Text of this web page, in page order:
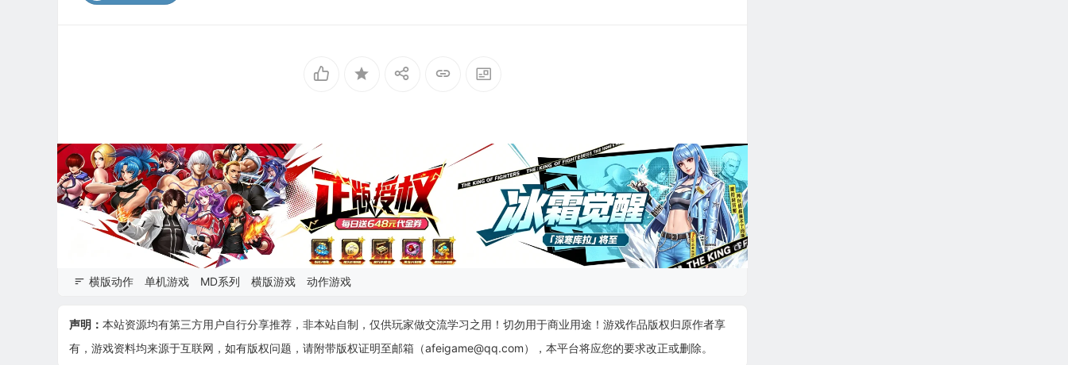
横版动作 单机游戏 MD系列 横版游戏 动作游戏
声明： 本站资源均有第三方用户自行分享推荐，非本站自制，仅供玩家做交流学习之用！切勿用于商业用途！游戏作品版权归原作者享
有，游戏资料均来源于互联网，如有版权问题，请附带版权证明至邮箱（afeigame@qq.com），本平台将应您的要求改正或删除。